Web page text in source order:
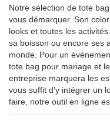
Notre sélection de tote
vous démarquer. Son
looks et toutes les
sa boisson ou encore ses
monde. Pour un
tote bag pour mariage et
entreprise marquera les
vous suffit d'y intégrer un
faire, notre outil en ligne